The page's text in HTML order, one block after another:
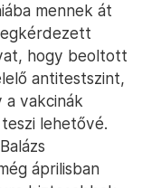
mennek át
hogy beoltott
antitestszint,
a vakcinák
lehetővé.
áprilisban